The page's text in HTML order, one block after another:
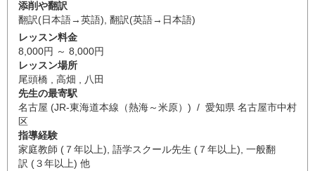
添削や翻訳
翻訳(日本語→英語), 翻訳(英語→日本語)
レッスン料金
8,000円 ～ 8,000円
レッスン場所
尾頭橋 , 高畑 , 八田
先生の最寄駅
名古屋 (JR-東海道本線（熱海～米原）) / 愛知県 名古屋市中村
区
指導経験
家庭教師 (７年以上), 語学スクール先生 (７年以上), 一般翻
訳 (３年以上) 他